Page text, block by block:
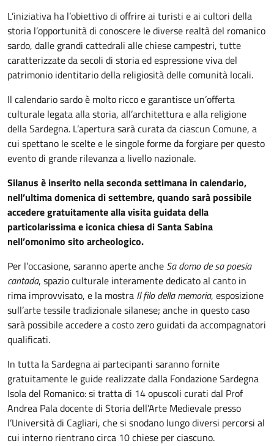
L’iniziativa ha l’obiettivo di offrire ai turisti e ai cultori della
storia l’opportunità di conoscere le diverse realtà del romanico
sardo, dalle grandi cattedrali alle chiese campestri, tutte
caratterizzate da secoli di storia ed espressione viva del
patrimonio identitario della religiosità delle comunità locali.
Il calendario sardo è molto ricco e garantisce un’offerta
culturale legata alla storia, all’architettura e alla religione
della Sardegna. L’apertura sarà curata da ciascun Comune, a
cui spettano le scelte e le singole forme da forgiare per questo
evento di grande rilevanza a livello nazionale.
Silanus è inserito nella seconda settimana in calendario,
nell’ultima domenica di settembre, quando sarà possibile
accedere gratuitamente alla visita guidata della
particolarissima e iconica chiesa di Santa Sabina
nell’omonimo sito archeologico.
Per l’occasione, saranno aperte anche Sa domo de sa poesia
cantada, spazio culturale interamente dedicato al canto in
rima improvvisato, e la mostra Il filo della memoria, esposizione
sull’arte tessile tradizionale silanese; anche in questo caso
sarà possibile accedere a costo zero guidati da accompagnatori
qualificati.
In tutta la Sardegna ai partecipanti saranno fornite
gratuitamente le guide realizzate dalla Fondazione Sardegna
Isola del Romanico: si tratta di 14 opuscoli curati dal Prof
Andrea Pala docente di Storia dell’Arte Medievale presso
l’Università di Cagliari, che si snodano lungo diversi percorsi al
cui interno rientrano circa 10 chiese per ciascuno.